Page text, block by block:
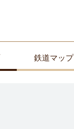
鉄道マップ